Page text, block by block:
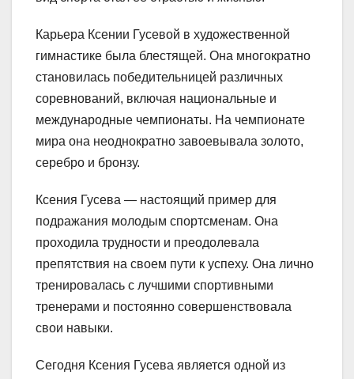
Карьера Ксении Гусевой в художественной
гимнастике была блестящей. Она многократно
становилась победительницей различных
соревнований, включая национальные и
международные чемпионаты. На чемпионате
мира она неоднократно завоевывала золото,
серебро и бронзу.
Ксения Гусева — настоящий пример для
подражания молодым спортсменам. Она
проходила трудности и преодолевала
препятствия на своем пути к успеху. Она лично
тренировалась с лучшими спортивными
тренерами и постоянно совершенствовала
свои навыки.
Сегодня Ксения Гусева является одной из